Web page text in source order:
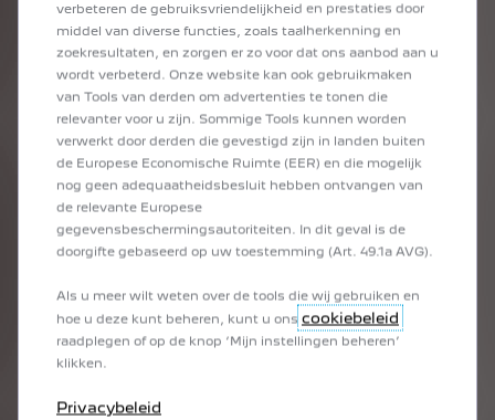
PEUGEOT SERVICES
VORIGE
verbeteren de gebruiksvriendelijkheid en prestaties door
middel van diverse functies, zoals taalherkenning en
zoekresultaten, en zorgen er zo voor dat ons aanbod aan u
wordt verbeterd. Onze website kan ook gebruikmaken
van Tools van derden om advertenties te tonen die
relevanter voor u zijn. Sommige Tools kunnen worden
verwerkt door derden die gevestigd zijn in landen buiten
de Europese Economische Ruimte (EER) en die mogelijk
nog geen adequaatheidsbesluit hebben ontvangen van
de relevante Europese
gegevensbeschermingsautoriteiten. In dit geval is de
doorgifte gebaseerd op uw toestemming (Art. 49.1a AVG).
Als u meer wilt weten over de tools die wij gebruiken en
hoe u deze kunt beheren, kunt u ons cookiebeleid
raadplegen of op de knop ‘Mijn instellingen beheren’
klikken.
Privacybeleid